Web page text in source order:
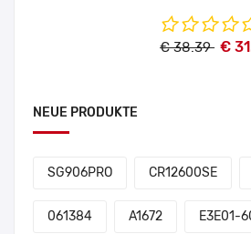
€ 38.39 €
NEUE PRODUKTE
SG906PRO CR12600SE
061384 A1672 E3E01-